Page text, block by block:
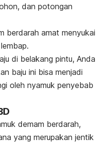
dan potongan
berdarah amat menyukai
di belakang pintu, Anda
baju ini bisa menjadi
oleh nyamuk penyebab
demam berdarah,
yang merupakan jentik